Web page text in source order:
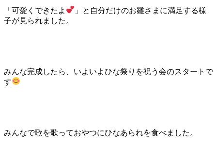
「可愛くできたよ
」と自分だけのお雛さまに満足する様
子が見られました。
みんな完成したら、いよいよひな祭りを祝う会のスタートで
す
みんなで歌を歌っておやつにひなあられを食べました。